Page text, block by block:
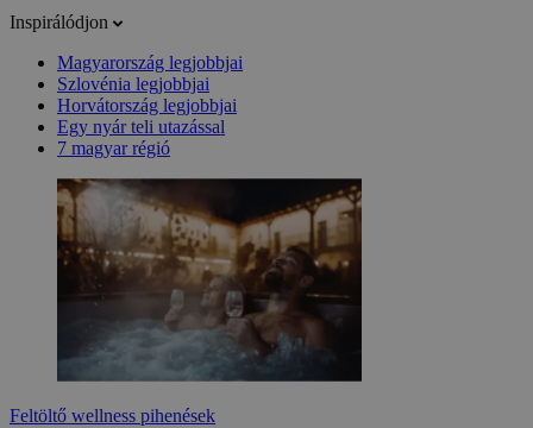
Inspirálódjon
Magyarország legjobbjai
Szlovénia legjobbjai
Horvátország legjobbjai
Egy nyár teli utazással
7 magyar régió
Feltöltő wellness pihenések